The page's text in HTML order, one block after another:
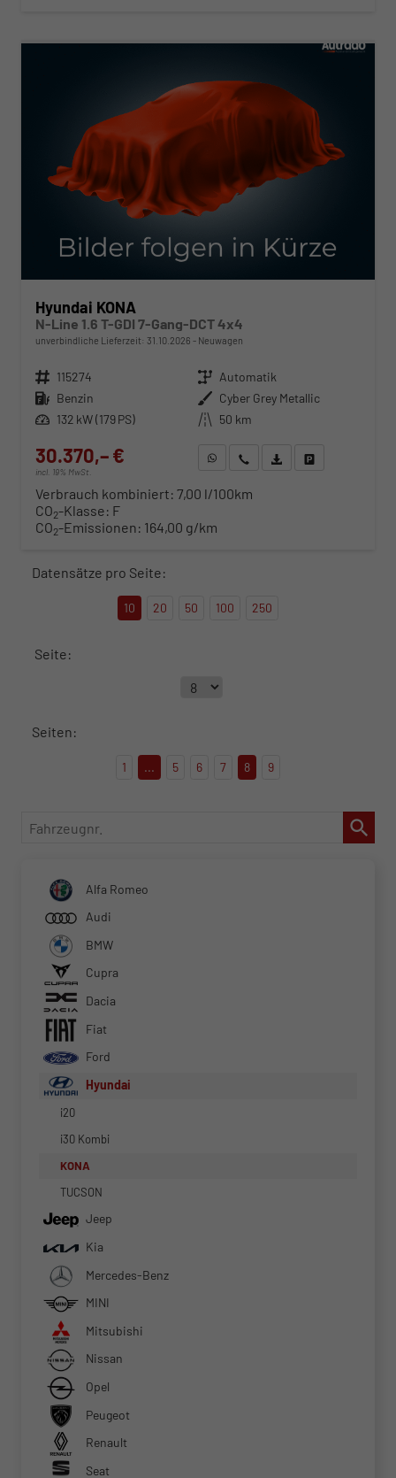
Hyundai KONA
N-Line 1.6 T-GDI 7-Gang-DCT 4x4
unverbindliche Lieferzeit: 31.10.2026 Neuwagen
Fahrzeugnr. 115274 Getriebe Automatik
Kraftstoff Benzin Außenfarbe Cyber Grey Metallic
Leistung 132 kW (179 PS) Kilometerstand 50 km
30.370,– €
incl. 19% MwSt.
WhatsApp anfragen
Wir rufen Sie anFahrzeugexposé (PDF)
Verbrauch kombiniert: 7,00 l/100km
CO2-Klasse: F
CO2-Emissionen: 164,00 g/km
Datensätze pro Seite:
10 20 50 100 250
Seite:
Seiten:
1 ... 5 6 7 8 9
Fahrzeugnr.
Alfa Romeo
Audi
BMW
Cupra
Dacia
Fiat
Ford
Hyundai
i20
i30 Kombi
KONA
TUCSON
Jeep
Kia
Mercedes-Benz
MINI
Mitsubishi
Nissan
Opel
Peugeot
Renault
Seat